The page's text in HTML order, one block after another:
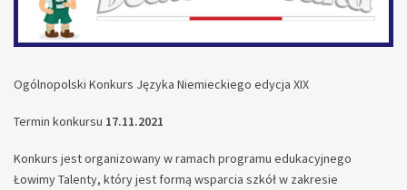
Ogólnopolski Konkurs Języka Niemieckiego edycja XIX
Termin konkursu 17.11.2021
Konkurs jest organizowany w ramach programu edukacyjnego
Łowimy Talenty, który jest formą wsparcia szkół w zakresie